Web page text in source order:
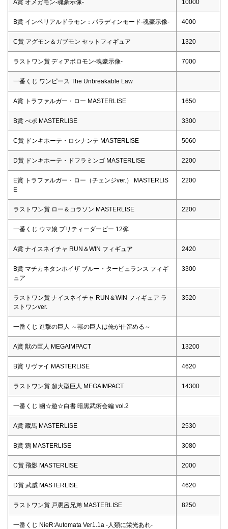
A賞 オメガモン-魂豪示像- 10000
B賞 インペリアルドラモン：パラディンモード-魂豪示像- 4000
C賞 アグモン＆ガブモン セットフィギュア 1320
ラストワン賞 ディアボロモン-魂豪示像- 7000
一番くじ ワンピース The Unbreakable Law
A賞 トラファルガー・ロー MASTERLISE 1650
B賞 べポ MASTERLISE 3300
C賞 ドンキホーテ・ロシナンテ MASTERLISE 5060
D賞 ドンキホーテ・ドフラミンゴ MASTERLISE 2200
E賞 トラファルガー・ロー（チェンジver.） MASTERLIS
E
2200
ラストワン賞 ロー＆コラソン MASTERLISE 2200
一番くじ ウマ娘 プリティーダービー 12弾
A賞 ナイスネイチャ RUN＆WIN フィギュア 2420
B賞 マチカネタンホイザ ブルー・タービュランス フィギ
ュア
3300
ラストワン賞 ナイスネイチャ RUN＆WIN フィギュア ラ
ストワンver.
3520
一番くじ 進撃の巨人 ～獣の巨人は俺が仕留める～
A賞 獣の巨人 MEGAIMPACT 13200
B賞 リヴァイ MASTERLISE 4620
ラストワン賞 超大型巨人 MEGAIMPACT 14300
一番くじ 幽☆遊☆白書 暗黒武術会編 vol.2
A賞 蔵馬 MASTERLISE 2530
B賞 鴉 MASTERLISE 3080
C賞 飛影 MASTERLISE 2000
D賞 武威 MASTERLISE 4620
ラストワン賞 戸愚呂兄弟 MASTERLISE 8250
一番くじ NieR:Automata Ver1.1a -人類に栄光あれ-